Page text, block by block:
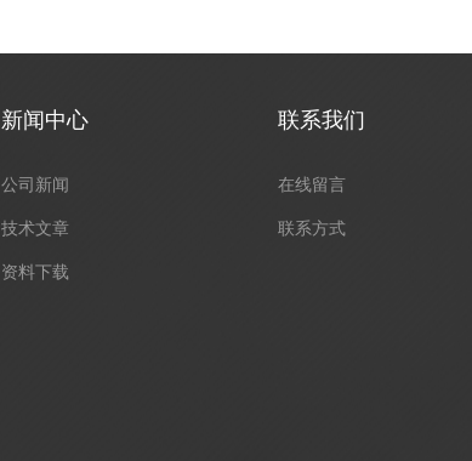
新闻中心
公司新闻
技术文章
资料下载
联系我们
在线留言
联系方式